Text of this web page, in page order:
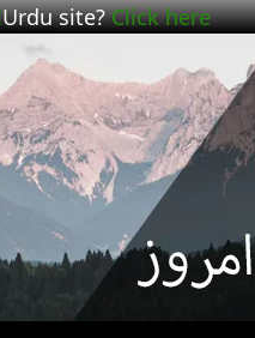
Urdu site?Click here!